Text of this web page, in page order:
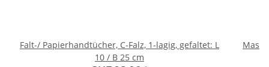
Falt-/ Papierhandtücher, C-Falz, 1-lagig, gefaltet: L
10 / B 25 cm